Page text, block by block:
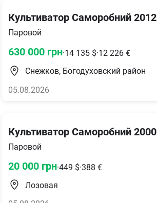
Культиватор Саморобний 2012
Паровой
630 000 грн·14 135 $·12 226 €
Снежков, Богодуховский район
05.08.2026
Культиватор Саморобний 2000
Паровой
20 000 грн·449 $·388 €
Лозовая